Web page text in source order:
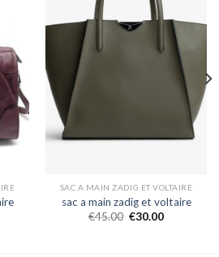
SAC A MAIN ZADIG ET VOLTAIRE
sac a main zadig et voltaire
€45.00 €30.00